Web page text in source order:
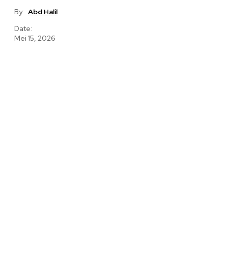
By: Abd Halil
Date:
Mei 15, 2026